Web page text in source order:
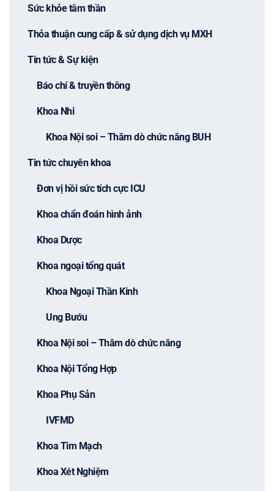
Sức khỏe tâm thần
Thỏa thuận cung cấp & sử dụng dịch vụ MXH
Tin tức & Sự kiện
Báo chí & truyền thông
Khoa Nhi
Khoa Nội soi – Thăm dò chức năng BUH
Tin tức chuyên khoa
Đơn vị hồi sức tích cực ICU
Khoa chẩn đoán hình ảnh
Khoa Dược
Khoa ngoại tổng quát
Khoa Ngoại Thần Kinh
Ung Bướu
Khoa Nội soi – Thăm dò chức năng
Khoa Nội Tổng Hợp
Khoa Phụ Sản
IVFMD
Khoa Tim Mạch
Khoa Xét Nghiệm